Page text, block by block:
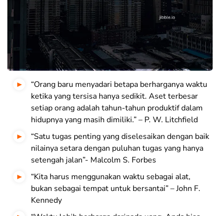
“Orang baru menyadari betapa berharganya waktu
ketika yang tersisa hanya sedikit. Aset terbesar
setiap orang adalah tahun-tahun produktif dalam
hidupnya yang masih dimiliki.” – P. W. Litchfield
“Satu tugas penting yang diselesaikan dengan baik
nilainya setara dengan puluhan tugas yang hanya
setengah jalan”- Malcolm S. Forbes
“Kita harus menggunakan waktu sebagai alat,
bukan sebagai tempat untuk bersantai” – John F.
Kennedy